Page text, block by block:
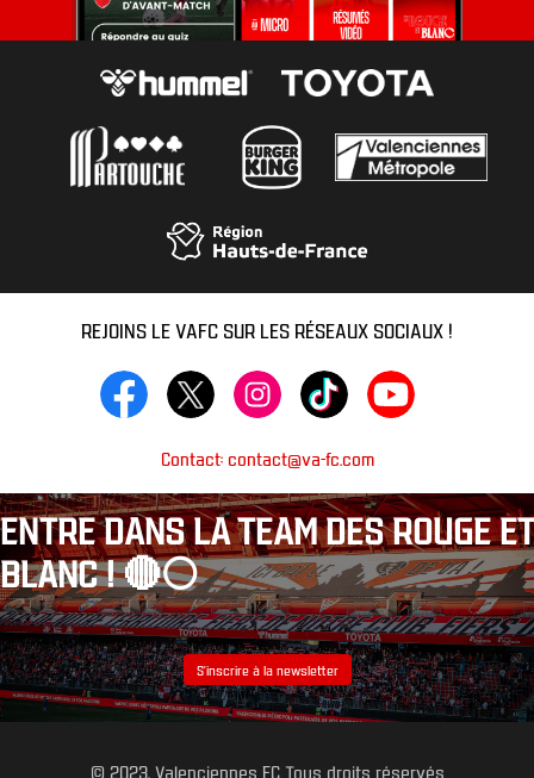
REJOINS LE VAFC SUR LES RÉSEAUX SOCIAUX !
Contact: contact@va-fc.com
ENTRE DANS LA TEAM DES ROUGE ET
BLANC ! 🔴⚪️
S’inscrire à la newsletter
© 2023, Valenciennes FC Tous droits réservés